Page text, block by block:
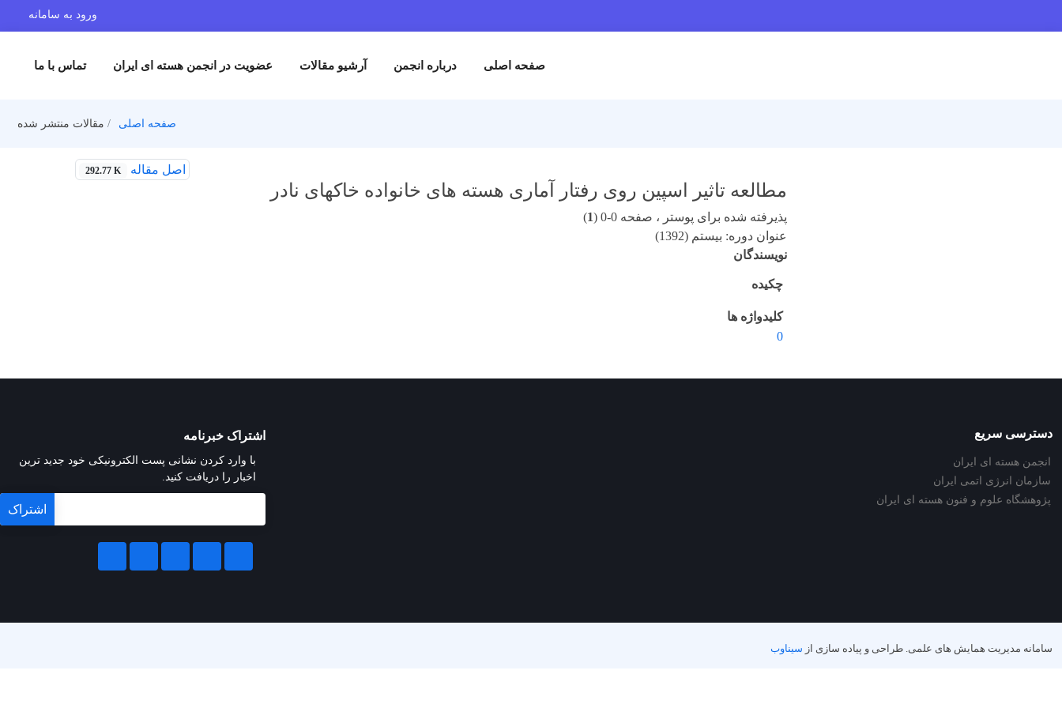
ورود به سامانه
صفحه اصلی درباره انجمن آرشیو مقالات عضویت در انجمن هسته ای ایران تماس با ما
صفحه اصلی مقالات منتشر شده
اصل مقاله 292.77 K
مطالعه تاثیر اسپین روی رفتار آماری هسته های خانواده خاکهای نادر
پذیرفته شده برای پوستر ، صفحه 0-0 ( 1
)
عنوان دوره: بیستم (1392)
نویسندگان
چکیده
کلیدواژه ها
0
دسترسی سریع
انجمن هسته ای ایران
سازمان انرژی اتمی ایران
پژوهشگاه علوم و فنون هسته ای ایران
اشتراک خبرنامه
با وارد کردن نشانی پست الکترونیکی خود جدید ترین
اخبار را دریافت کنید.
سامانه مدیریت همایش های علمی. طراحی و پیاده سازی از سیناوب